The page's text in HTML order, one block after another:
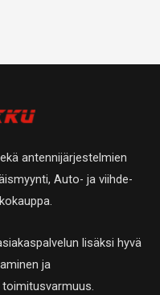
antennijärjestelmien
Auto- ja viihde-
lisäksi hyvä
ja